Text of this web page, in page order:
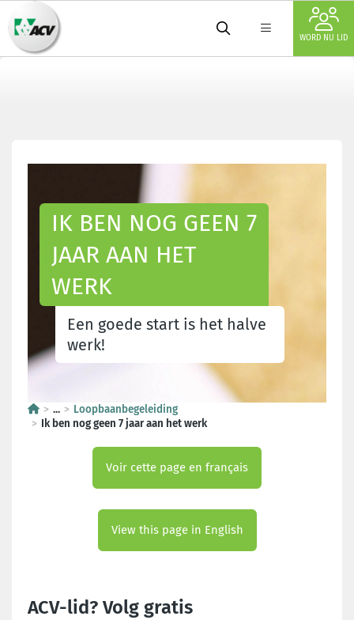
WORD NU LID
IK BEN NOG GEEN 7
JAAR AAN HET
WERK
Een goede start is het halve
werk!
...
Loopbaanbegeleiding
Ik ben nog geen 7 jaar aan het werk
Voir cette page en français
View this page in English
ACV-lid? Volg gratis